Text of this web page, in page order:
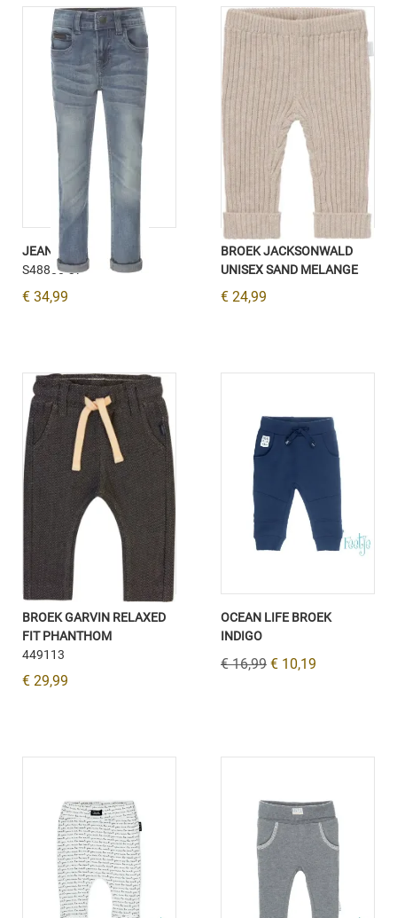
JEANS BROEK BLUE
S48880-37
€ 34,99
BROEK JACKSONWALD
UNISEX SAND MELANGE
€ 24,99
BROEK GARVIN RELAXED
FIT PHANTHOM
449113
€ 29,99
OCEAN LIFE BROEK
INDIGO
€ 16,99 € 10,19